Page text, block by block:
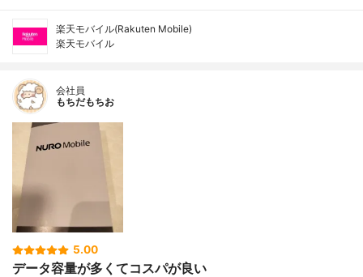
楽天モバイル(Rakuten Mobile)
楽天モバイル
会社員
もちだもちお
5.00
データ容量が多くてコスパが良い